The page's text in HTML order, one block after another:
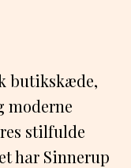
butikskæde,
moderne
stilfulde
har Sinnerup